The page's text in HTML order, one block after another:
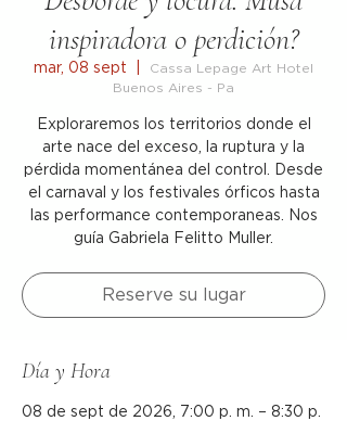
inspiradora o perdición?
mar, 08 sept
Cassa Lepage Art Hotel
Buenos Aires - Pa
Exploraremos los territorios donde el
arte nace del exceso, la ruptura y la
pérdida momentánea del control. Desde
el carnaval y los festivales órficos hasta
las performance contemporaneas. Nos
guía Gabriela Felitto Muller.
Reserve su lugar
Día y Hora
08 de sept de 2026, 7:00 p. m. – 8:30 p.